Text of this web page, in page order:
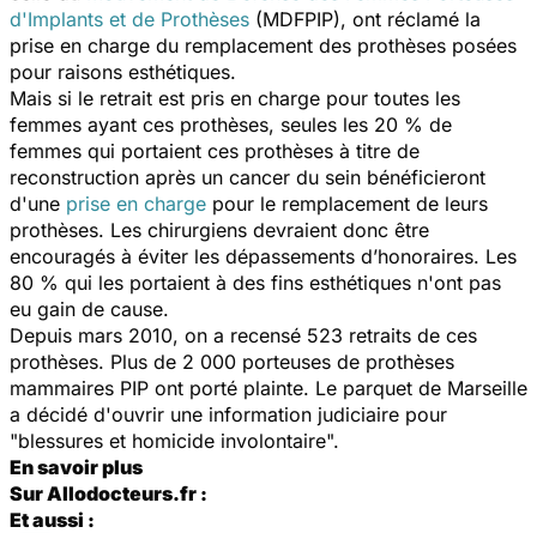
d'Implants et de Prothèses (MDFPIP), ont réclamé la
prise en charge du remplacement des prothèses posées
pour raisons esthétiques.
Mais si le retrait est pris en charge pour toutes les
femmes ayant ces prothèses, seules les 20 % de
femmes qui portaient ces prothèses à titre de
reconstruction après un cancer du sein bénéficieront
d'une prise en charge pour le remplacement de leurs
prothèses. Les chirurgiens devraient donc être
encouragés à éviter les dépassements d’honoraires. Les
80 % qui les portaient à des fins esthétiques n'ont pas
eu gain de cause.
Depuis mars 2010, on a recensé 523 retraits de ces
prothèses. Plus de 2 000 porteuses de prothèses
mammaires PIP ont porté plainte. Le parquet de Marseille
a décidé d'ouvrir une information judiciaire pour
"blessures et homicide involontaire".
En savoir plus
Sur Allodocteurs.fr :
Et aussi :